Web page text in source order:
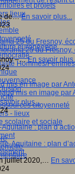
et projets
lieux
européenne
Hommes/Femmes
citoyenneté
- lieux
scolaire et sociale
de…En savoir plus...
25 du Fresnoy,
–…En savoir
mis en image par
plus...
: plan
juillet 2020,… En